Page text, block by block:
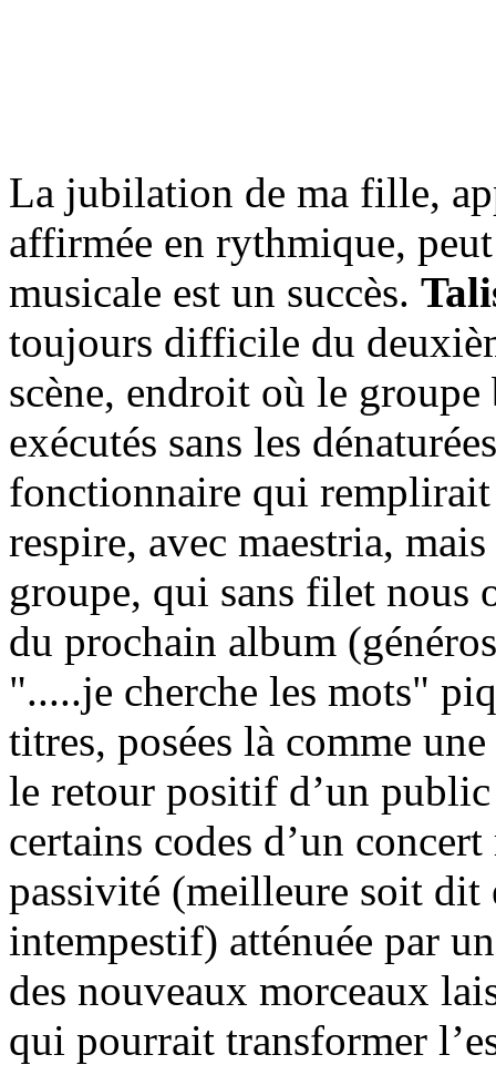
La jubilation de ma fille,
affirmée en rythmique,
musicale est un succès.
toujours difficile du
scène, endroit où le
exécutés sans les
fonctionnaire qui
respire, avec maestria,
groupe, qui sans filet nous
du prochain album
".....je cherche les mots"
titres, posées là comme
le retour positif d’un
certains codes d’un
passivité (meilleure soit dit
intempestif) atténuée par
des nouveaux morceaux
qui pourrait transformer